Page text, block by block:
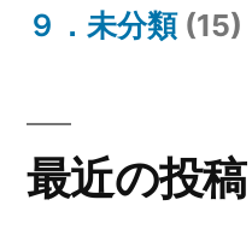
９．未分類(15)
最近の投稿